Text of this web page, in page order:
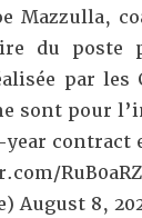
Mazzulla,
du
par
sont pour
year
August 8,